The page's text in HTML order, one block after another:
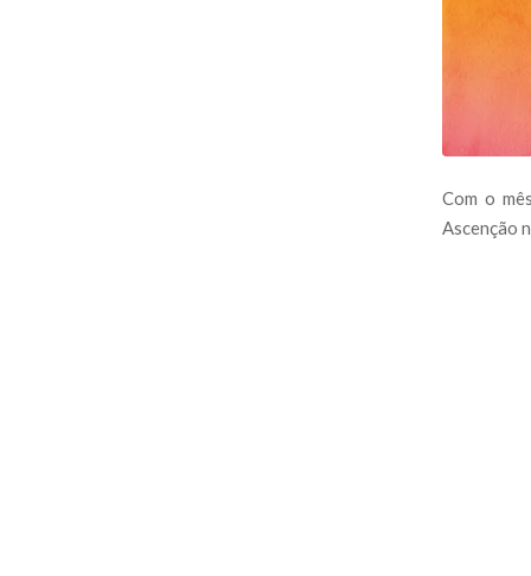
Com o
Ascenção